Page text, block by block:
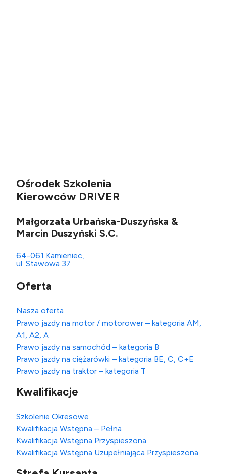
Ośrodek Szkolenia
Kierowców DRIVER
Małgorzata Urbańska-Duszyńska &
Marcin Duszyński S.C.
64-061 Kamieniec,
ul. Stawowa 37
Oferta
Nasza oferta
Prawo jazdy na motor / motorower – kategoria AM,
A1, A2, A
Prawo jazdy na samochód – kategoria B
Prawo jazdy na ciężarówki – kategoria BE, C, C+E
Prawo jazdy na traktor – kategoria T
Kwalifikacje
Szkolenie Okresowe
Kwalifikacja Wstępna – Pełna
Kwalifikacja Wstępna Przyspieszona
Kwalifikacja Wstępna Uzupełniająca Przyspieszona